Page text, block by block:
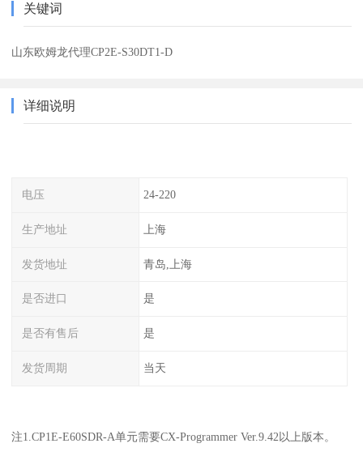
关键词
山东欧姆龙代理CP2E-S30DT1-D
详细说明
电压 24-220
生产地址 上海
发货地址 青岛,上海
是否进口 是
是否有售后 是
发货周期 当天
注1.CP1E-E60SDR-A单元需要CX-Programmer Ver.9.42以上版本。